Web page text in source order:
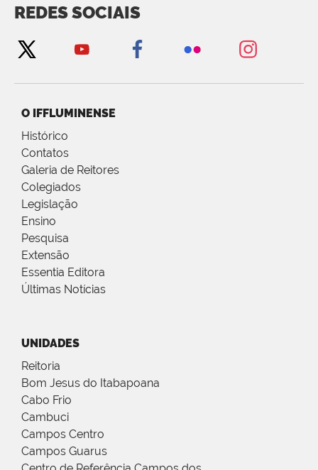
REDES SOCIAIS
O IFFLUMINENSE
Histórico
Contatos
Galeria de Reitores
Colegiados
Legislação
Ensino
Pesquisa
Extensão
Essentia Editora
Últimas Notícias
UNIDADES
Reitoria
Bom Jesus do Itabapoana
Cabo Frio
Cambuci
Campos Centro
Campos Guarus